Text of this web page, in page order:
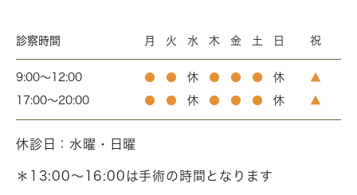
診察時間 月 火 水 木 金 土 日 祝
9:00～12:00 ● ● 休 ● ● ● 休 ▲
17:00～20:00 ● ● 休 ● ● ● 休 ▲
休診日：水曜・日曜
＊13:00～16:00は手術の時間となります